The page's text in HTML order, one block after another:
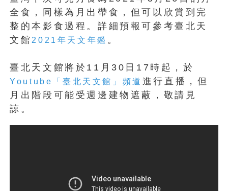
全食，同樣為月出帶食，但可以欣賞到完
整的本影食過程。詳細預報可參考臺北天
文館 2021年天文年鑑 。
臺北天文館將於11月30日17時起，於
Youtube「臺北天文館」頻道 進行直播，但
月出階段可能受週邊建物遮蔽，敬請見
諒。